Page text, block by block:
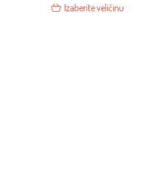
Izaberite veličinu